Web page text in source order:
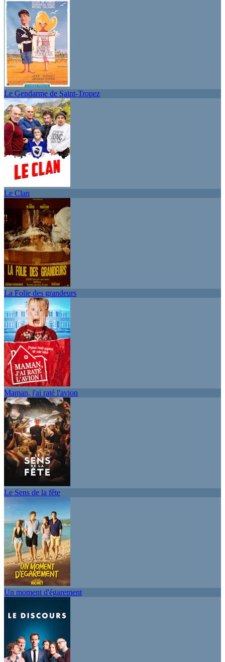
Le Gendarme de Saint-Tropez
Le Clan
La Folie des grandeurs
Maman, j'ai raté l'avion
Le Sens de la fête
Un moment d'égarement